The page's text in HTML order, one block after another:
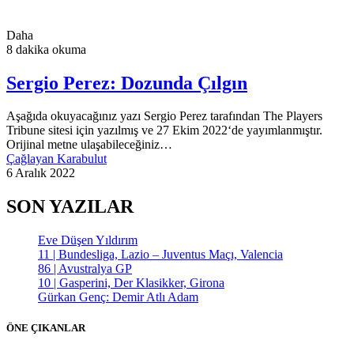
Daha
8 dakika okuma
Sergio Perez: Dozunda Çılgın
Aşağıda okuyacağınız yazı Sergio Perez tarafından The Players
Tribune sitesi için yazılmış ve 27 Ekim 2022‘de yayımlanmıştır.
Orijinal metne ulaşabileceğiniz…
Çağlayan Karabulut
6 Aralık 2022
SON YAZILAR
Eve Düşen Yıldırım
11 | Bundesliga, Lazio – Juventus Maçı, Valencia
86 | Avustralya GP
10 | Gasperini, Der Klasikker, Girona
Gürkan Genç: Demir Atlı Adam
ÖNE ÇIKANLAR